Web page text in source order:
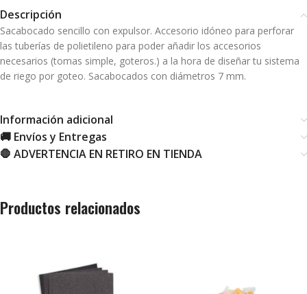
Descripción
Sacabocado sencillo con expulsor. Accesorio idóneo para perforar
las tuberías de polietileno para poder añadir los accesorios
necesarios (tomas simple, goteros.) a la hora de diseñar tu sistema
de riego por goteo. Sacabocados con diámetros 7 mm.
Información adicional
🚚 Envíos y Entregas
🛑 ADVERTENCIA EN RETIRO EN TIENDA
Productos relacionados